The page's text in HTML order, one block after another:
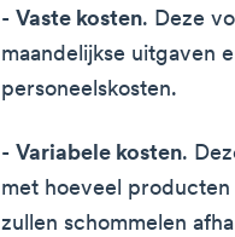
-Vaste kosten. Deze
maandelijkse uitgaven
personeelskosten.
-Variabele kosten.
met hoeveel
zullen schommelen